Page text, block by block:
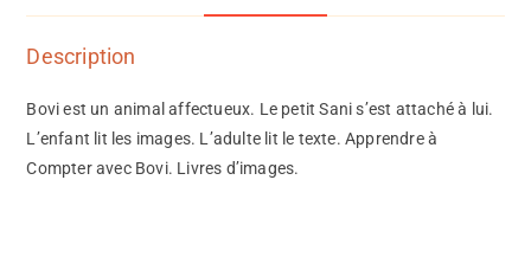
Description
Bovi est un animal affectueux. Le petit Sani s’est attaché à lui.
L’enfant lit les images. L’adulte lit le texte. Apprendre à
Compter avec Bovi. Livres d’images.